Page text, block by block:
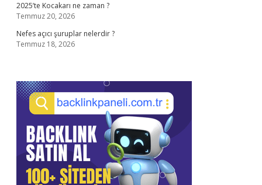
2025’te Kocakarı ne zaman ?
Temmuz 20, 2026
Nefes açıcı şuruplar nelerdir ?
Temmuz 18, 2026